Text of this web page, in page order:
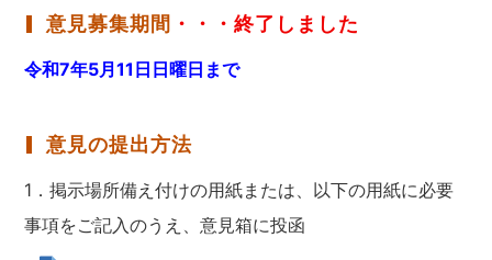
意見募集期間 ・・・終了しました
令和7年5月11日日曜日まで
意見の提出方法
1．掲示場所備え付けの用紙または、以下の用紙に必要
事項をご記入のうえ、意見箱に投函